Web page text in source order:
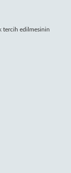
tercih edilmesinin